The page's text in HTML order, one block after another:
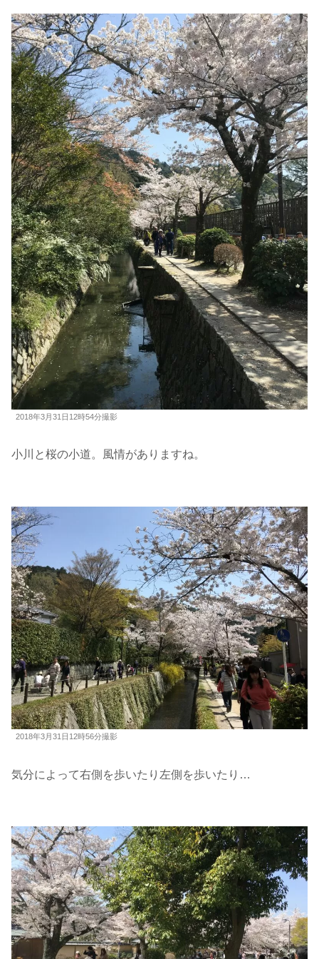
2018年3月31日12時54分撮影
小川と桜の小道。風情がありますね。
2018年3月31日12時56分撮影
気分によって右側を歩いたり左側を歩いたり…